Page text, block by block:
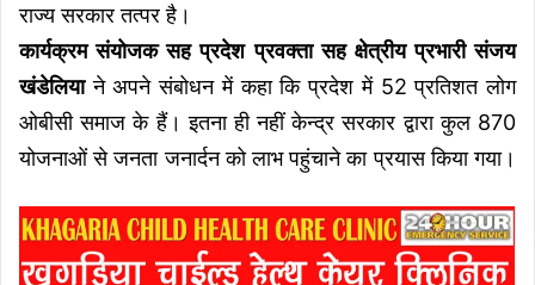
राज्य सरकार तत्पर है।
कार्यक्रम संयोजक सह प्रदेश प्रवक्ता सह क्षेत्रीय प्रभारी संजय
खंडेलियाने अपने संबोधन में कहा कि प्रदेश में 52 प्रतिशत लोग
ओबीसी समाज के हैं। इतना ही नहीं केन्द्र सरकार द्वारा कुल 870
योजनाओं से जनता जनार्दन को लाभ पहुंचाने का प्रयास किया गया।